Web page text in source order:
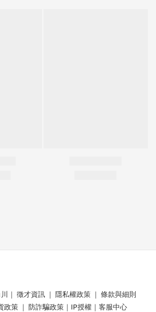
｜ 徵才資訊 ｜ 隱私權政策 ｜ 條款與細則
政策 ｜ 防詐騙政策 ｜ IP授權 ｜ 客服中心